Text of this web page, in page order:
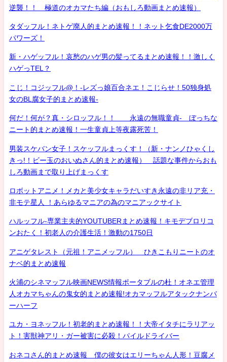
逆襲！！ 極道のオカマたち編（おもしろ動画まとめ速報）
タダッフル！ネトゲ廃人的まとめ速報！！ネット乞食DE2000万
パワーズ！
新・ハゲッフル！哀愁のハゲ男の髪ってるまとめ速報！！激しく
ハゲっTEL？
こじ！コジッフル@！-レズっ娘百合ネエ！こじらせ！50独身処
女のBL腐女子的まとめ速報-
何だ！何が？真・シロッフル！！ 永遠の無職童貞- ぼっちな
ニート的まとめ速報！一生童貞上等夜露死苦！
男装スケバン女子！スケッフルまっくす！（新・ナンノひゃくし
きっ!！ビー玉のおいぬさん的まとめ速報） 話題な事件からおも
しろ動画まで取り上げまっくす
ロボットアニメ！メカと美少女キャラだいすき永遠の非リア充・
非モテ星人 ！あらゆるマニアの為のマニアックサイト
ハルッフル-専業主夫的YOUTUBERまとめ速報！キモデブロリコ
ンおたく！初老人の介護生活！激動の1750日
アニゲタレスト（元祖！アニメッフル） ひきこもりニートのオ
ナベ的まとめ速報
火浦のシネマッフル映画NEWS情報ポータブルの杜！オネエ管理
人オカマちゃんの鬼女的まとめ速報!オカマッフルアタックナンバ
ーハーフ
ユカ・ヨネッフル！初老的まとめ速報！！大帝イタチにラリアッ
ト！害獣神アリ・ガー被害に必殺！パイルドライバー
おネコさん的まとめ速報 僕の彼女はエリーちゃん人形！豆腐メ